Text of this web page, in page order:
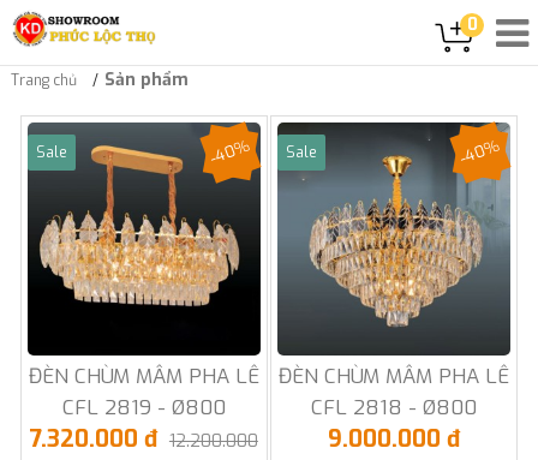
0
Trang chủ Sản phẩm
Sale
ĐÈN CHÙM MÂM PHA LÊ
CFL 2819 - Ø800
-40%
7.320.000 đ 12.200.000
Sale
ĐÈN CHÙM MÂM PHA LÊ
CFL 2818 - Ø800
-40%
9.000.000 đ